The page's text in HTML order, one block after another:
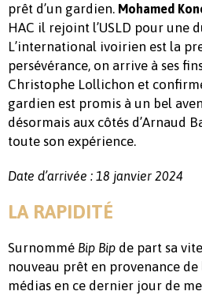
prêt d’un gardien. Mohamed
HAC il rejoint l’USLD pour une
L’international ivoirien est la
persévérance, on arrive à ses
Christophe Lollichon et
gardien est promis à un bel
désormais aux côtés d’Arnaud
toute son expérience.
Date d’arrivée : 18 janvier 2024
LA RAPIDITÉ
Surnommé Bip Bip de part sa
nouveau prêt en provenance de
médias en ce dernier jour de